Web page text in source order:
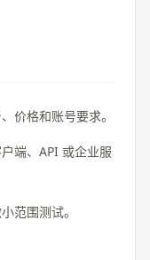
价格和账号要求。
端、API 或企业服
范围测试。